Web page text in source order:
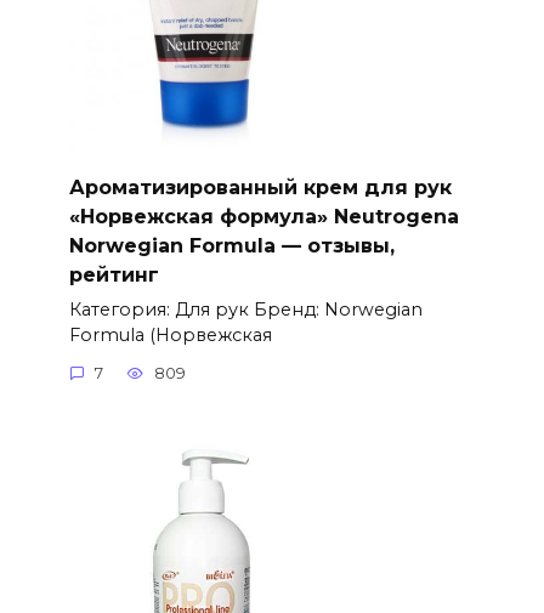
Ароматизированный крем для рук
«Норвежская формула» Neutrogena
Norwegian Formula — отзывы,
рейтинг
Категория: Для рук Бренд: Norwegian
Formula (Норвежская
7 809